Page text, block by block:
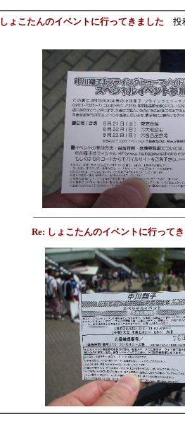
しょこたんのイベントに行ってきました 投
Re: しょこたんのイベントに行って